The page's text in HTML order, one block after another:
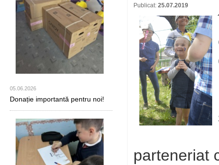
05.06.2026
Donație importantă pentru noi!
Publicat: 25.07.2019
parteneriat